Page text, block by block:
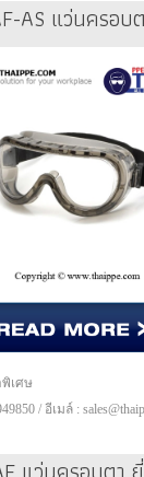
AS แว่นครอ
เศษ
/ อีเมล์ :